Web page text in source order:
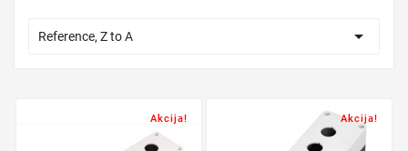
Reference, Z to A 
Akcija! Akcija!